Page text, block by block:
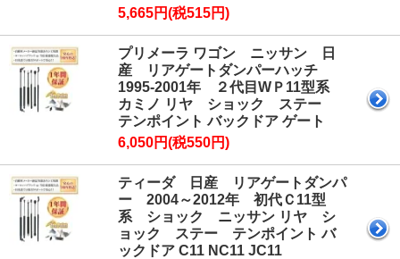
5,665円(税515円)
プリメーラ ワゴン ニッサン 日
産 リアゲートダンパーハッチ
1995-2001年 ２代目WＰ11型系
カミノ リヤ ショック ステー
テンポイント バックドア ゲート
6,050円(税550円)
ティーダ 日産 リアゲートダンパ
ー 2004～2012年 初代Ｃ11型
系 ショック ニッサン リヤ シ
ョック ステー テンポイント バ
ックドア C11 NC11 JC11